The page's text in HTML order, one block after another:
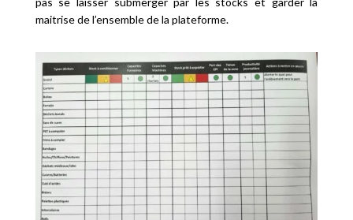
maitrise de l’ensemble de la plateforme.